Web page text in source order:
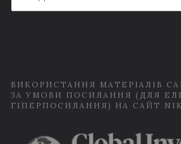
a
ВИКОРИСТАННЯ МАТЕРІАЛІВ
ЗА УМОВИ ПОСИЛАННЯ (ДЛЯ
ГІПЕРПОСИЛАННЯ) НА САЙТ